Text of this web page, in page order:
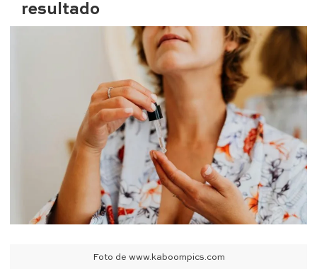
resultado
Foto de www.kaboompics.com